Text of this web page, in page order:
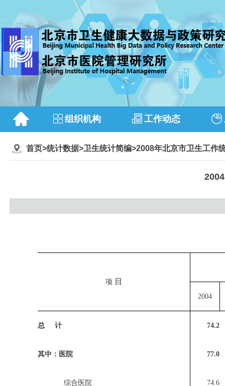
组织机构 工作动态
首页>统计数据>卫生统计简编>2008年北京市卫生工作
项 目
2004
总 计 74.2
其中：医院 77.0
综合医院 74.6